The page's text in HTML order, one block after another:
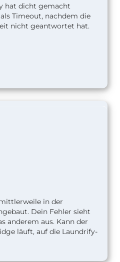
hat dicht gemacht
Timeout, nachdem die
nicht geantwortet hat.
in der
Dein Fehler sieht
anderem aus. Kann der
läuft, auf die Laundrify-